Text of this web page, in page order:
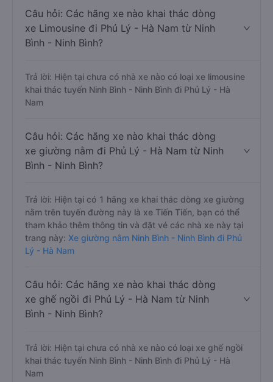
Câu hỏi: Các hãng xe nào khai thác dòng
xe Limousine đi Phủ Lý - Hà Nam từ Ninh
Bình - Ninh Bình?
Trả lời: Hiện tại chưa có nhà xe nào có loại xe limousine
khai thác tuyến Ninh Bình - Ninh Bình đi Phủ Lý - Hà
Nam
Câu hỏi: Các hãng xe nào khai thác dòng
xe giường nằm đi Phủ Lý - Hà Nam từ Ninh
Bình - Ninh Bình?
Trả lời: Hiện tại có 1 hãng xe khai thác dòng xe giường
nằm trên tuyến đường này là xe Tiến Tiến, bạn có thể
tham khảo thêm thông tin và đặt vé các nhà xe này tại
trang này: Xe giường nằm Ninh Bình - Ninh Bình đi Phủ
Lý - Hà Nam
Câu hỏi: Các hãng xe nào khai thác dòng
xe ghế ngồi đi Phủ Lý - Hà Nam từ Ninh
Bình - Ninh Bình?
Trả lời: Hiện tại chưa có nhà xe nào có loại xe ghế ngồi
khai thác tuyến Ninh Bình - Ninh Bình đi Phủ Lý - Hà
Nam